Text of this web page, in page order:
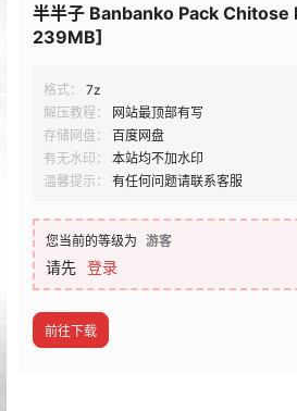
半半子 Banbanko Pack
239MB]
格式：
7z
解压教程：
网站最顶部有写
存储网盘：
百度网盘
有无水印：
本站均不加水印
温馨提示：
有任何问题请联系客服
您当前的等级为 游客
请先 登录
前往下载